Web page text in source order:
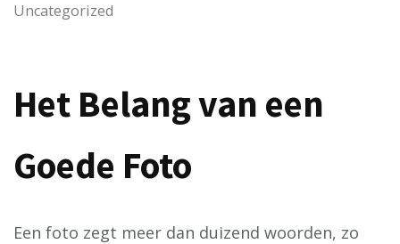
Uncategorized
Het Belang van een
Goede Foto
Een foto zegt meer dan duizend woorden, zo